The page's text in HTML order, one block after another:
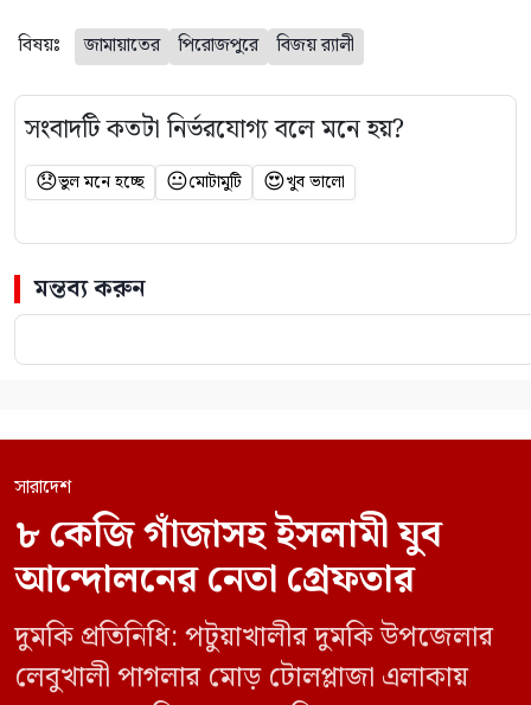
বিষয়ঃ জামায়াতের পিরোজপুরে বিজয় র‍্যালী
সংবাদটি কতটা নির্ভরযোগ্য বলে মনে হয়?
😞ভুল মনে হচ্ছে 😐মোটামুটি 😍খুব ভালো
মন্তব্য করুন
সারাদেশ
৮ কেজি গাঁজাসহ ইসলামী যুব
আন্দোলনের নেতা গ্রেফতার
দুমকি প্রতিনিধি: পটুয়াখালীর দুমকি উপজেলার
লেবুখালী পাগলার মোড় টোলপ্লাজা এলাকায়